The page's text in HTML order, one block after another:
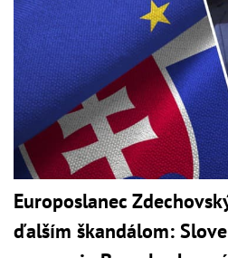
Europoslanec
ďalším škandálom: